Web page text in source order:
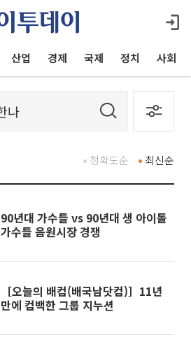
산업 경제 국제 정치 사회
최신순
정확도순
90년대 가수들 vs 90년대 생 아이돌
가수들 음원시장 경쟁
［오늘의 배컴(배국남닷컴)］11년
만에 컴백한 그룹 지누션